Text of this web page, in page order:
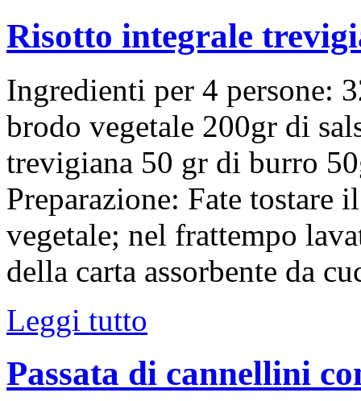
Risotto integrale
Ingredienti per 4 persone:
brodo vegetale 200gr di
trevigiana 50 gr di burro
Preparazione: Fate
vegetale; nel frattempo
della carta assorbente da
Leggi tutto
Passata di cannellini